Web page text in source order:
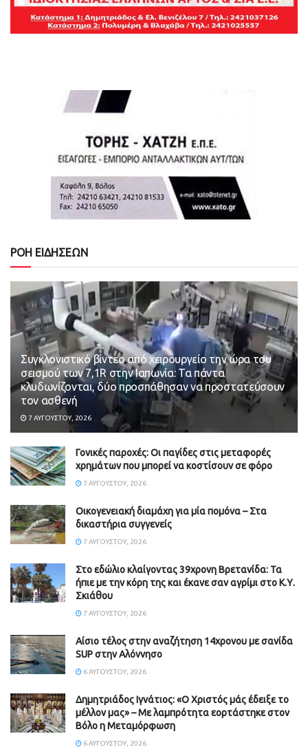
ΡΟΗ ΕΙΔΗΣΕΩΝ
Συγκλονιστικό βίντεο από χειρουργείο την ώρα του
σεισμού των 7,1R στην Ιαπωνία: Τα πάντα
κλυδωνίζονται, δύο προσπάθησαν να προστατεύσουν
τον ασθενή
7 ΑΥΓΟΎΣΤΟΥ, 2026
Γονικές παροχές: Οι παγίδες στις μεταφορές
χρημάτων που μπορεί να κοστίσουν σε φόρο
7 ΑΥΓΟΎΣΤΟΥ, 2026
Οικογενειακή διαμάχη για μία πομόνα – Στα
δικαστήρια συγγενείς
7 ΑΥΓΟΎΣΤΟΥ, 2026
Στο εδώλιο κλαίγοντας 39χρονη Βρετανίδα: Τα
ήπιε με την κόρη της και έκανε σαν αγρίμι στο Κ.Υ.
Σκιάθου
7 ΑΥΓΟΎΣΤΟΥ, 2026
Αίσιο τέλος στην αναζήτηση 14χρονου με σανίδα
SUP στην Αλόννησο
6 ΑΥΓΟΎΣΤΟΥ, 2026
Δημητριάδος Ιγνάτιος: «Ο Χριστός μάς έδειξε το
μέλλον μας» – Με λαμπρότητα εορτάστηκε στον
Βόλο η Μεταμόρφωση
6 ΑΥΓΟΎΣΤΟΥ, 2026